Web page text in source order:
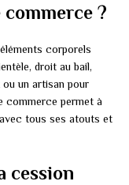
commerce ?
corporels
droit au bail,
un artisan pour
commerce permet à
tous ses atouts et
cession